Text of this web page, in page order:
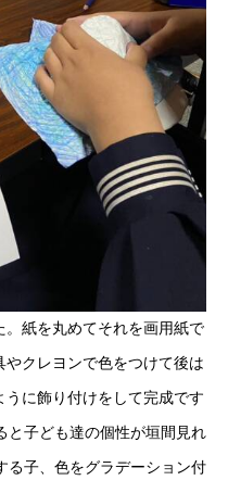
紙を丸めてそれを画用紙で
クレヨンで色をつけて後は
に飾り付けをして完成です
と子ども達の個性が垣間見れ
る子、色をグラデーション付